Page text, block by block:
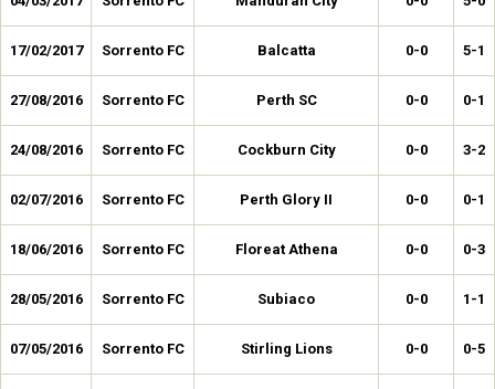
17/02/2017 Sorrento FC Balcatta 0-0 5-1
27/08/2016 Sorrento FC Perth SC 0-0 0-1
24/08/2016 Sorrento FC Cockburn City 0-0 3-2
02/07/2016 Sorrento FC Perth Glory II 0-0 0-1
18/06/2016 Sorrento FC Floreat Athena 0-0 0-3
28/05/2016 Sorrento FC Subiaco 0-0 1-1
07/05/2016 Sorrento FC Stirling Lions 0-0 0-5